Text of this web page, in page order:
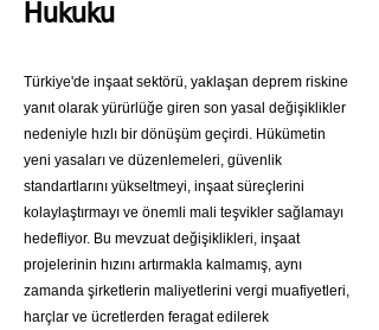
Hukuku
Türkiye'de inşaat sektörü, yaklaşan deprem riskine
yanıt olarak yürürlüğe giren son yasal değişiklikler
nedeniyle hızlı bir dönüşüm geçirdi. Hükümetin
yeni yasaları ve düzenlemeleri, güvenlik
standartlarını yükseltmeyi, inşaat süreçlerini
kolaylaştırmayı ve önemli mali teşvikler sağlamayı
hedefliyor. Bu mevzuat değişiklikleri, inşaat
projelerinin hızını artırmakla kalmamış, aynı
zamanda şirketlerin maliyetlerini vergi muafiyetleri,
harçlar ve ücretlerden feragat edilerek